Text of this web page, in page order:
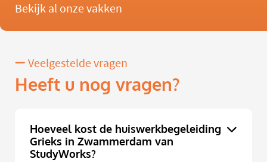
Bekijk al onze vakken
Veelgestelde vragen
Heeft u nog vragen?
Hoeveel kost de huiswerkbegeleiding
Grieks in Zwammerdam van
StudyWorks?